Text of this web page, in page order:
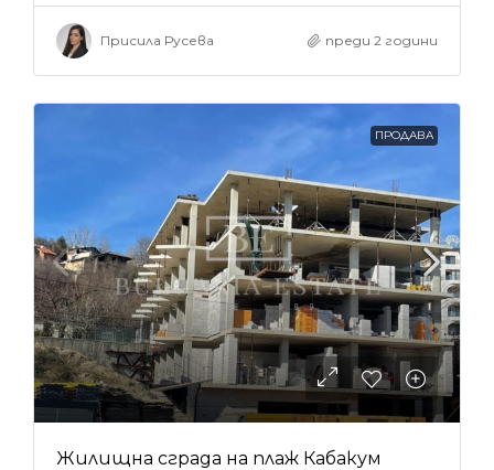
Присила Русева преди 2 години
ПРОДАВА
Жилищна сграда на плаж Кабакум